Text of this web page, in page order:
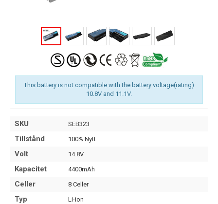
This battery is not compatible with the battery voltage(rating)
10.8V and 11.1V.
SKU SEB323
Tillstånd 100% Nytt
Volt 14.8V
Kapacitet 4400mAh
Celler 8 Celler
Typ Li-ion